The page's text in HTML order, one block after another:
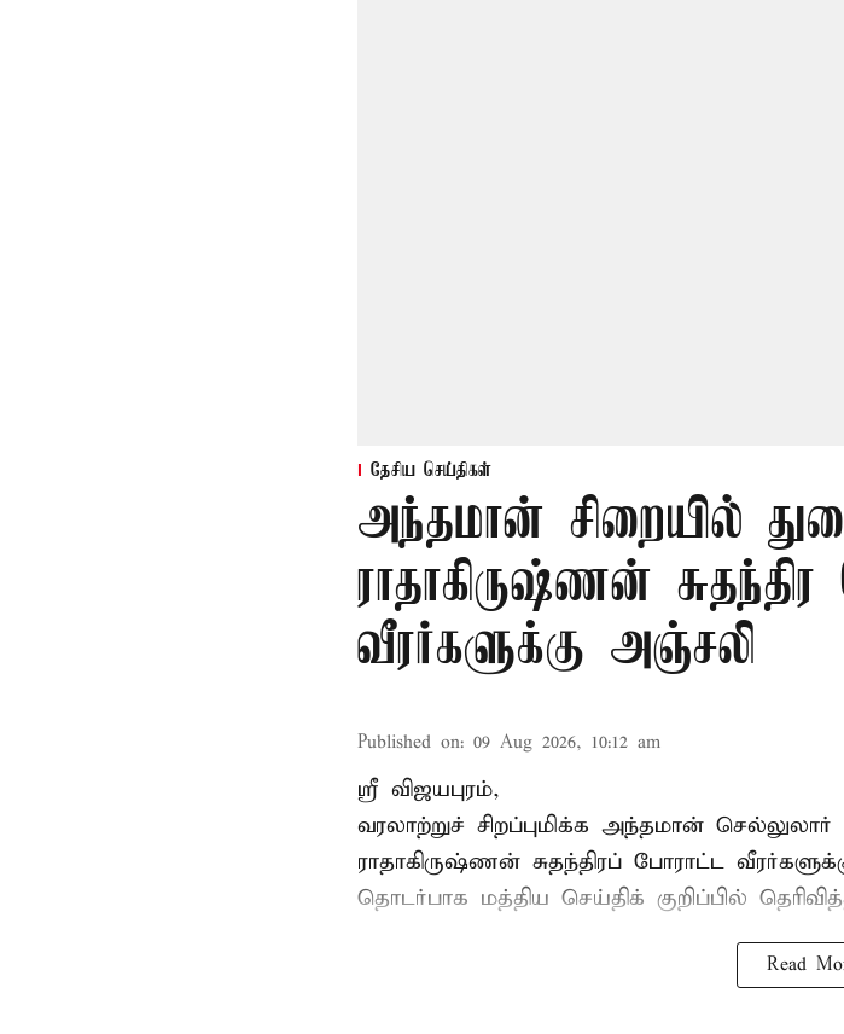
தேசிய செய்திகள்
அந்தமான் சிறையில்
ராதாகிருஷ்ணன்
வீரர்களுக்கு அஞ்சலி
Published on: 09 Aug 2026, 10:12 am
ஸ்ரீ விஜயபுரம்,
வரலாற்றுச் சிறப்புமிக்க அந்தமான்
ராதாகிருஷ்ணன் சுதந்திரப் போராட்ட
தொடர்பாக மத்திய செய்திக் குறிப்பில்
Read